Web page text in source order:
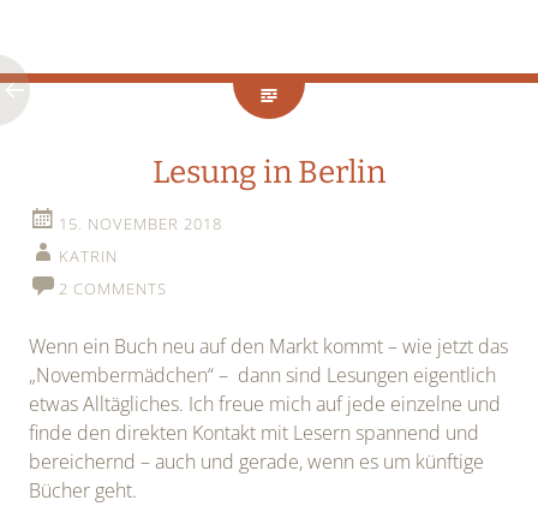
Lesung in Berlin
15. NOVEMBER 2018
KATRIN
2 COMMENTS
Wenn ein Buch neu auf den Markt kommt – wie jetzt das
„Novembermädchen“ – dann sind Lesungen eigentlich
etwas Alltägliches. Ich freue mich auf jede einzelne und
finde den direkten Kontakt mit Lesern spannend und
bereichernd – auch und gerade, wenn es um künftige
Bücher geht.